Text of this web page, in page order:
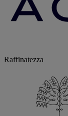
Raffinatezza